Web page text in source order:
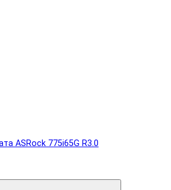
ASRock 775i65G R3.0